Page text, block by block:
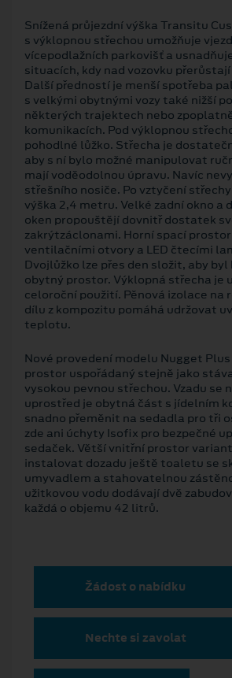
Snížená průjezdní výška Transitu
s výklopnou střechou umožňuje
vícepodlažních parkovišť a
situacích, kdy nad vozovku
Další předností je menší spotřeba
s velkými obytnými vozy také nižší
některých trajektech nebo
komunikacích. Pod výklopnou
pohodlné lůžko. Střecha je
aby s ní bylo možné manipulovat
mají voděodolnou úpravu. Navíc
střešního nosiče. Po vztyčení
výška 2,4 metru. Velké zadní okno a
oken propouštějí dovnitř dostatek
zakrýtzáclonami. Horní spací
ventilačními otvory a LED čtecími
Dvojlůžko lze přes den složit, aby
obytný prostor. Výklopná střecha je
celoroční použití. Pěnová izolace na
dílu z kompozitu pomáhá udržovat
teplotu.
Nové provedení modelu Nugget
prostor uspořádaný stejně jako
vysokou pevnou střechou. Vzadu se
uprostřed je obytná část s jídelním
snadno přeměnit na sedadla pro tři
zde ani úchyty Isofix pro bezpečné
sedaček. Větší vnitřní prostor
instalovat dozadu ještě toaletu se
umyvadlem a stahovatelnou
užitkovou vodu dodávají dvě
každá o objemu 42 litrů.
Žádost o nabídku
Nechte si zavolat